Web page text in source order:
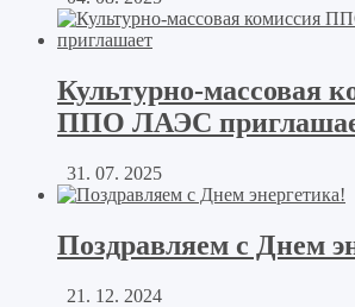
Культурно-массовая
ППО ЛАЭС
31. 07. 2025
Поздравляем с Днем
21. 12. 2024